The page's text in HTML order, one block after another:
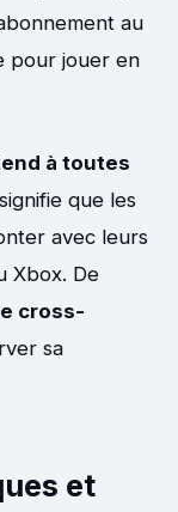
au
pour jouer en
à toutes
que les
avec leurs
Xbox. De
cross-
sa
et